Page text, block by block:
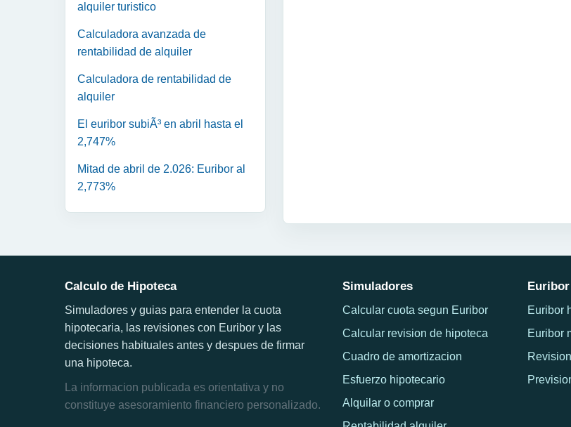
alquiler turistico
Calculadora avanzada de
rentabilidad de alquiler
Calculadora de rentabilidad de
alquiler
El euribor subiÃ³ en abril hasta el
2,747%
Mitad de abril de 2.026: Euribor al
2,773%
Calculo de Hipoteca
Simuladores y guias para entender la cuota
hipotecaria, las revisiones con Euribor y las
decisiones habituales antes y despues de firmar
una hipoteca.
La informacion publicada es orientativa y no
constituye asesoramiento financiero personalizado.
Simuladores
Calcular cuota segun Euribor
Calcular revision de hipoteca
Cuadro de amortizacion
Esfuerzo hipotecario
Alquilar o comprar
Euribor
Euribor
Euribor